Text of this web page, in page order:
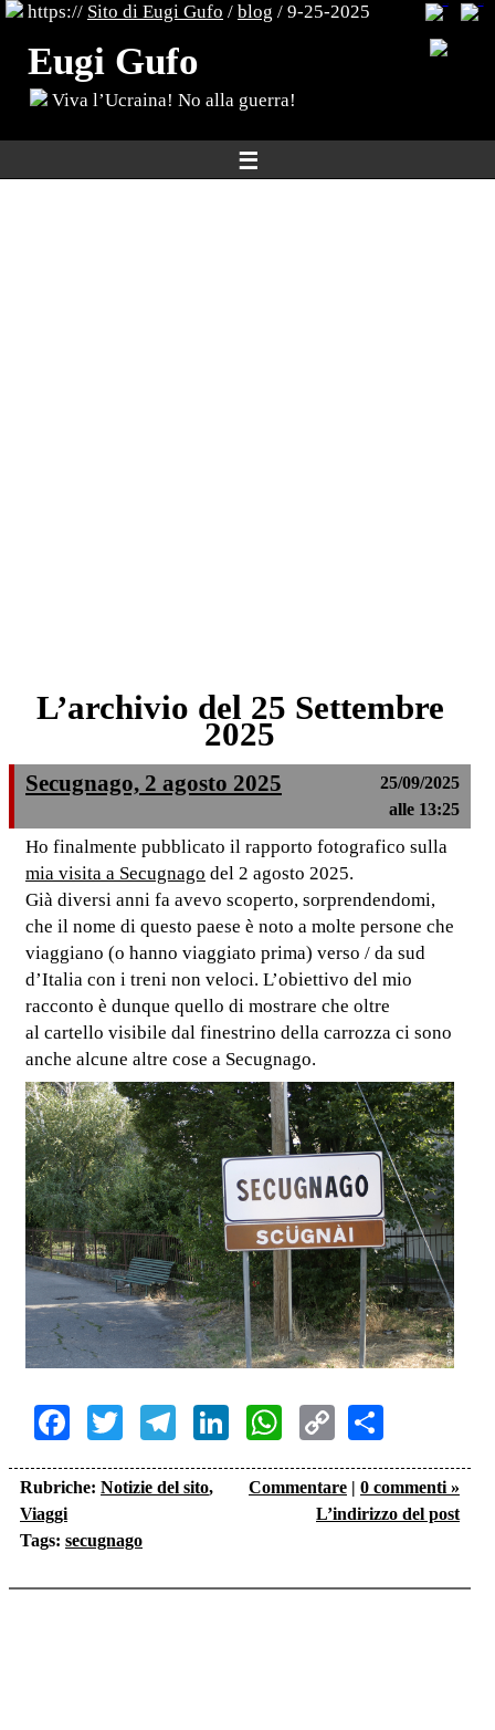
https:// Sito di Eugi Gufo / blog / 9-25-2025
Eugi Gufo
Viva l’Ucraina! No alla guerra!
☰
L’archivio del 25 Settembre
2025
Secugnago, 2 agosto 2025
25/09/2025
alle 13:25
Ho finalmente pubblicato il rapporto fotografico sulla
mia visita a Secugnago del 2 agosto 2025.
Già diversi anni fa avevo scoperto, sorprendendomi,
che il nome di questo paese è noto a molte persone che
viaggiano (o hanno viaggiato prima) verso / da sud
d’Italia con i treni non veloci. L’obiettivo del mio
racconto è dunque quello di mostrare che oltre
al cartello visibile dal finestrino della carrozza ci sono
anche alcune altre cose a Secugnago.
Facebook
TwitterTelegram
LinkedInWhatsApp
Copy
Link
Rubriche: Notizie del sito,
Viaggi
Tags: secugnago
Commentare | 0 commenti »
L’indirizzo del post